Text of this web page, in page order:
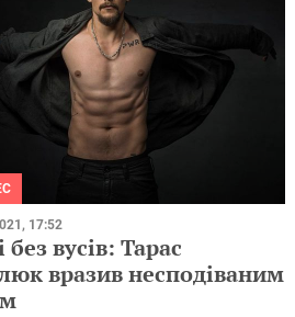
17:52
без вусів: Тарас
вразив несподіваним